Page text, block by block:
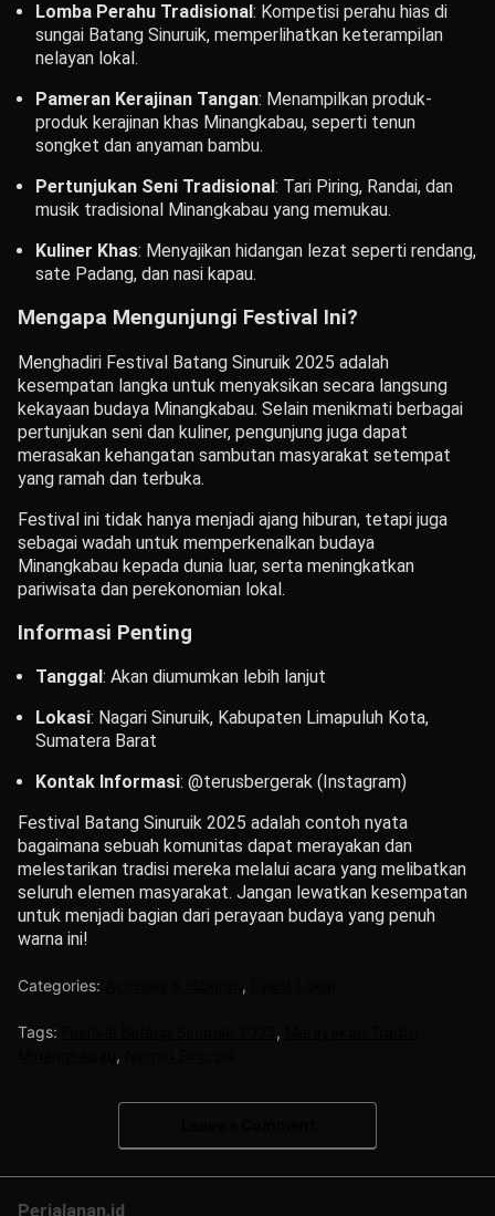
Lomba Perahu Tradisional : Kompetisi perahu hias di
sungai Batang Sinuruik, memperlihatkan keterampilan
nelayan lokal.
Pameran Kerajinan Tangan: Menampilkan produk-
produk kerajinan khas Minangkabau, seperti tenun
songket dan anyaman bambu.
Pertunjukan Seni Tradisional : Tari Piring, Randai, dan
musik tradisional Minangkabau yang memukau.
Kuliner Khas: Menyajikan hidangan lezat seperti rendang,
sate Padang, dan nasi kapau.
Mengapa Mengunjungi Festival Ini?
Menghadiri Festival Batang Sinuruik 2025 adalah
kesempatan langka untuk menyaksikan secara langsung
kekayaan budaya Minangkabau. Selain menikmati berbagai
pertunjukan seni dan kuliner, pengunjung juga dapat
merasakan kehangatan sambutan masyarakat setempat
yang ramah dan terbuka.
Festival ini tidak hanya menjadi ajang hiburan, tetapi juga
sebagai wadah untuk memperkenalkan budaya
Minangkabau kepada dunia luar, serta meningkatkan
pariwisata dan perekonomian lokal.
Informasi Penting
Tanggal : Akan diumumkan lebih lanjut
Lokasi: Nagari Sinuruik, Kabupaten Limapuluh Kota,
Sumatera Barat
Kontak Informasi: @terusbergerak (Instagram)
Festival Batang Sinuruik 2025 adalah contoh nyata
bagaimana sebuah komunitas dapat merayakan dan
melestarikan tradisi mereka melalui acara yang melibatkan
seluruh elemen masyarakat. Jangan lewatkan kesempatan
untuk menjadi bagian dari perayaan budaya yang penuh
warna ini!
Categories: ,
Tags: ,
,
Perjalanan.id